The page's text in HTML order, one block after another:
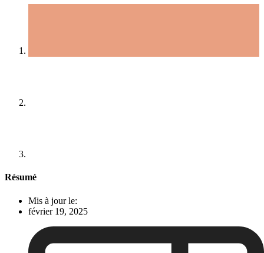
Résumé
Mis à jour le:
février 19, 2025